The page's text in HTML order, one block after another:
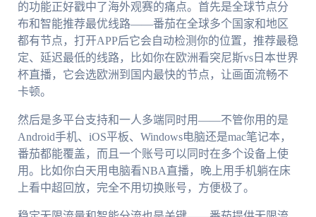
的功能正好戳中了海外观赛的痛点。首先是全球节点分
布和智能推荐最优线路——番茄在全球多个国家和地区
都有节点，打开APP后它会自动检测你的位置，推荐最稳
定、延迟最低的线路，比如你在欧洲看突尼斯vs日本世界
杯直播，它会选欧洲到国内最快的节点，让画面流畅不
卡顿。
然后是多平台支持和一人多端同时用——不管你用的是
Android手机、iOS平板、Windows电脑还是mac笔记本，
番茄都能覆盖，而且一个账号可以同时在多个设备上使
用。比如你白天用电脑看NBA直播，晚上用手机躺在床
上看中超回放，完全不用切换账号，方便极了。